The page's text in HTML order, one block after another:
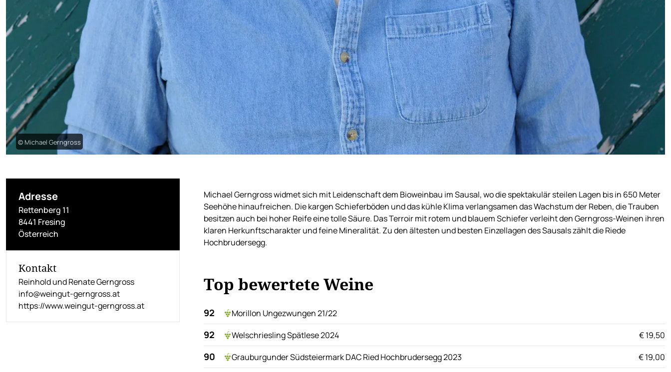
© Michael Gerngross
Adresse
Rettenberg 11
8441 Fresing
Österreich
Kontakt
Reinhold und Renate Gerngross
info@weingut-gerngross.at
https://www.weingut-gerngross.at
Michael Gerngross widmet sich mit Leidenschaft dem Bioweinbau im Sausal, wo die spektakulär steilen Lagen bis in 650 Meter
Seehöhe hinaufreichen. Die kargen Schieferböden und das kühle Klima verlangsamen das Wachstum der Reben, die Trauben
besitzen auch bei hoher Reife eine tolle Säure. Das Terroir mit rotem und blauem Schiefer verleiht den Gerngross-Weinen ihren
klaren Herkunftscharakter und feine Mineralität. Zu den ältesten und besten Einzellagen des Sausals zählt die Riede
Hochbrudersegg.
Top bewertete Weine
92 Morillon Ungezwungen 21/22
92 Welschriesling Spätlese 2024 € 19,50
90 Grauburgunder Südsteiermark DAC Ried Hochbrudersegg 2023 € 19,00